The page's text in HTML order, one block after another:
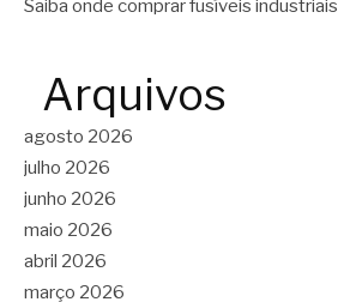
Saiba onde comprar fusíveis industriais
Arquivos
agosto 2026
julho 2026
junho 2026
maio 2026
abril 2026
março 2026